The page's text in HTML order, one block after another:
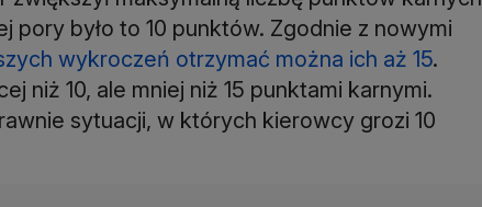
było to 10 punktów. Zgodnie z nowymi
wykroczeń otrzymać można ich aż 15.
niż 10, ale mniej niż 15 punktami karnymi.
sytuacji, w których kierowcy grozi 10